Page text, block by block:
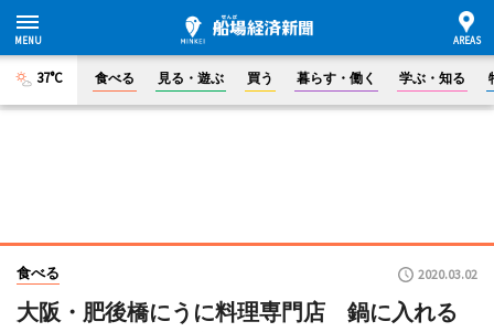
37°C 食べる 見る・遊ぶ 買う 暮らす・働く 学ぶ・知る
食べる 2020.03.02
大阪・肥後橋にうに料理専門店 鍋に入れる